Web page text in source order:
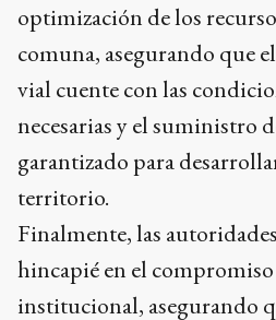
optimización de los
comuna, asegurando que
vial cuente con las
necesarias y el suministro
garantizado para
territorio.
Finalmente, las
hincapié en el
institucional, asegurando